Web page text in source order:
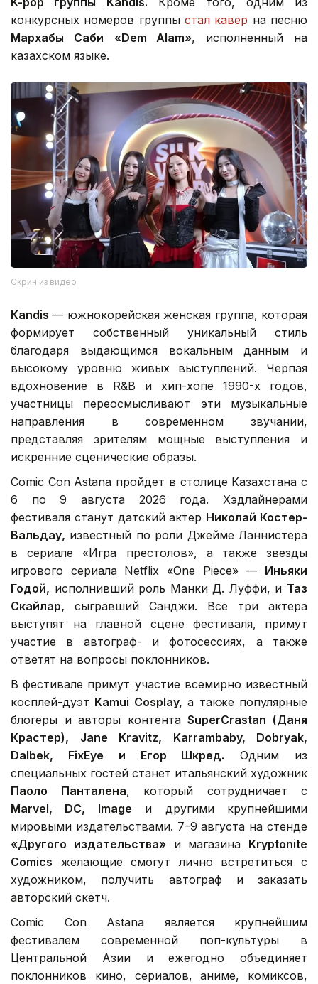
конкурсных номеров группы стал кавер на песню
Мархабы Саби
«Dem Alam», исполненный на
казахском языке.
Скрин из видео
Kandis— южнокорейская женская группа, которая
формирует собственный уникальный стиль
благодаря выдающимся вокальным данным и
высокому уровню живых выступлений. Черпая
вдохновение в R&B и хип-хопе 1990-х годов,
участницы переосмысливают эти музыкальные
направления в современном звучании,
представляя зрителям мощные выступления и
искренние сценические образы.
Comic Con Astana пройдет в столице Казахстана с
6 по 9 августа 2026 года. Хэдлайнерами
фестиваля станут датский актер Николай Костер-
Вальдау, известный по роли Джейме Ланнистера
в сериале «Игра престолов», а также звезды
игрового сериала Netflix «One Piece» — Иньяки
Годой, исполнивший роль Манки Д. Луффи, и Таз
Скайлар, сыгравший Санджи. Все три актера
выступят на главной сцене фестиваля, примут
участие в автограф- и фотосессиях, а также
ответят на вопросы поклонников.
В фестивале примут участие всемирно известный
косплей-дуэт Kamui Cosplay, а также популярные
блогеры и авторы контентаSuperCrastan (Даня
Крастер), Jane Kravitz, Karrambaby, Dobryak,
Dalbek, FixEye и Егор Шкред. Одним из
специальных гостей станет итальянский художник
Паоло Панталена, который сотрудничает с
Marvel, DC, Image и другими крупнейшими
мировыми издательствами. 7–9 августа на стенде
«Другого издательства»и магазина Kryptonite
Comics желающие смогут лично встретиться с
художником, получить автограф и заказать
авторский скетч.
Comic Con Astana является крупнейшим
фестивалем современной поп-культуры в
Центральной Азии и ежегодно объединяет
поклонников кино, сериалов, аниме, комиксов,